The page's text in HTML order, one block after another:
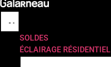
SOLDES
ÉCLAIRAGE RÉSIDENTIEL